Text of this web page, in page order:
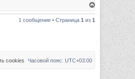
В
1 сообщение • Страница 1 из 1
Часовой пояс: UTC+03:00
cookies